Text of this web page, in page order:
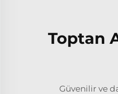
Toptan
Güvenilir ve